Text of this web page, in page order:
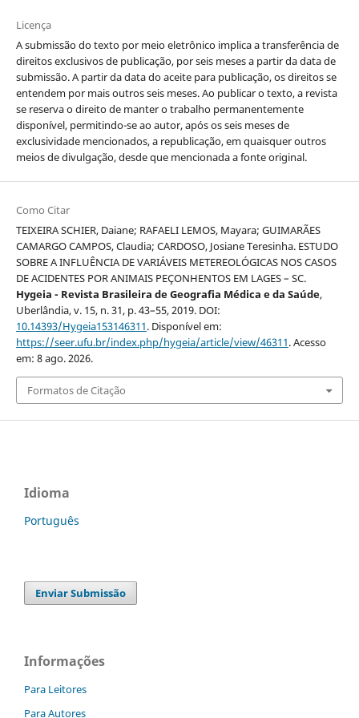
Licença
A submissão do texto por meio eletrônico implica a transferência de
direitos exclusivos de publicação, por seis meses a partir da data de
submissão. A partir da data do aceite para publicação, os direitos se
entendem por mais outros seis meses. Ao publicar o texto, a revista
se reserva o direito de manter o trabalho permanentemente
disponível, permitindo-se ao autor, após os seis meses de
exclusividade mencionados, a republicação, em quaisquer outros
meios de divulgação, desde que mencionada a fonte original.
Como Citar
TEIXEIRA SCHIER, Daiane; RAFAELI LEMOS, Mayara; GUIMARÃES
CAMARGO CAMPOS, Claudia; CARDOSO, Josiane Teresinha. ESTUDO
SOBRE A INFLUÊNCIA DE VARIÁVEIS METEREOLÓGICAS NOS CASOS
DE ACIDENTES POR ANIMAIS PEÇONHENTOS EM LAGES – SC.
Hygeia - Revista Brasileira de Geografia Médica e da Saúde,
Uberlândia, v. 15, n. 31, p. 43–55, 2019. DOI:
10.14393/Hygeia153146311. Disponível em:
https://seer.ufu.br/index.php/hygeia/article/view/46311. Acesso
em: 8 ago. 2026.
Formatos de Citação
Idioma
Português
Enviar Submissão
Informações
Para Leitores
Para Autores